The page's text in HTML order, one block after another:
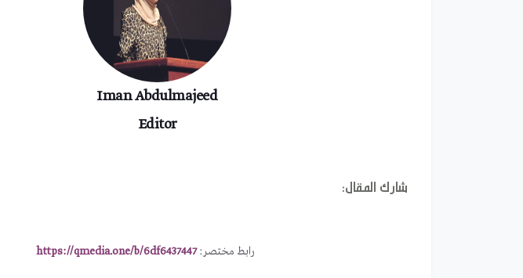
Iman Abdulmajeed
Editor
شارك المقال:
رابط مختصر:https://qmedia.one/b/6df6437447